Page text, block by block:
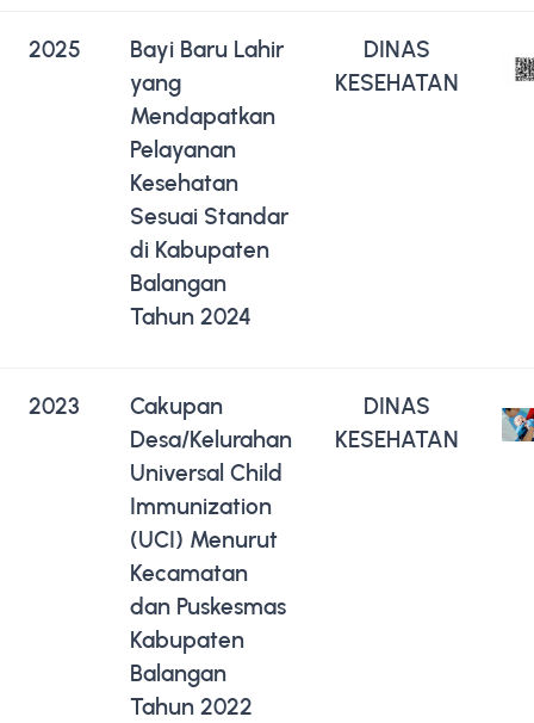
2025
Bayi Baru Lahir
yang
Mendapatkan
Pelayanan
Kesehatan
Sesuai Standar
di Kabupaten
Balangan
Tahun 2024
DINAS
KESEHATAN
2023
Cakupan
Desa/Kelurahan
Universal Child
Immunization
(UCI) Menurut
Kecamatan
dan Puskesmas
Kabupaten
Balangan
Tahun 2022
DINAS
KESEHATAN